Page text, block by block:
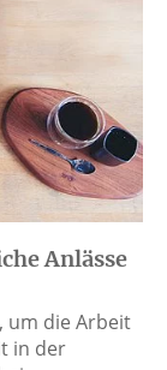
Anlässe
um die Arbeit
in der